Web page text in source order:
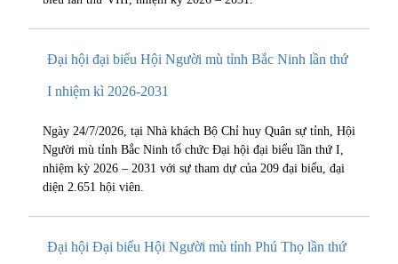
Đại hội đại biểu Hội Người mù tỉnh Bắc Ninh lần thứ
I nhiệm kì 2026-2031
Ngày 24/7/2026, tại Nhà khách Bộ Chỉ huy Quân sự tỉnh, Hội
Người mù tỉnh Bắc Ninh tổ chức Đại hội đại biểu lần thứ I,
nhiệm kỳ 2026 – 2031 với sự tham dự của 209 đại biểu, đại
diện 2.651 hội viên.
Đại hội Đại biểu Hội Người mù tỉnh Phú Thọ lần thứ